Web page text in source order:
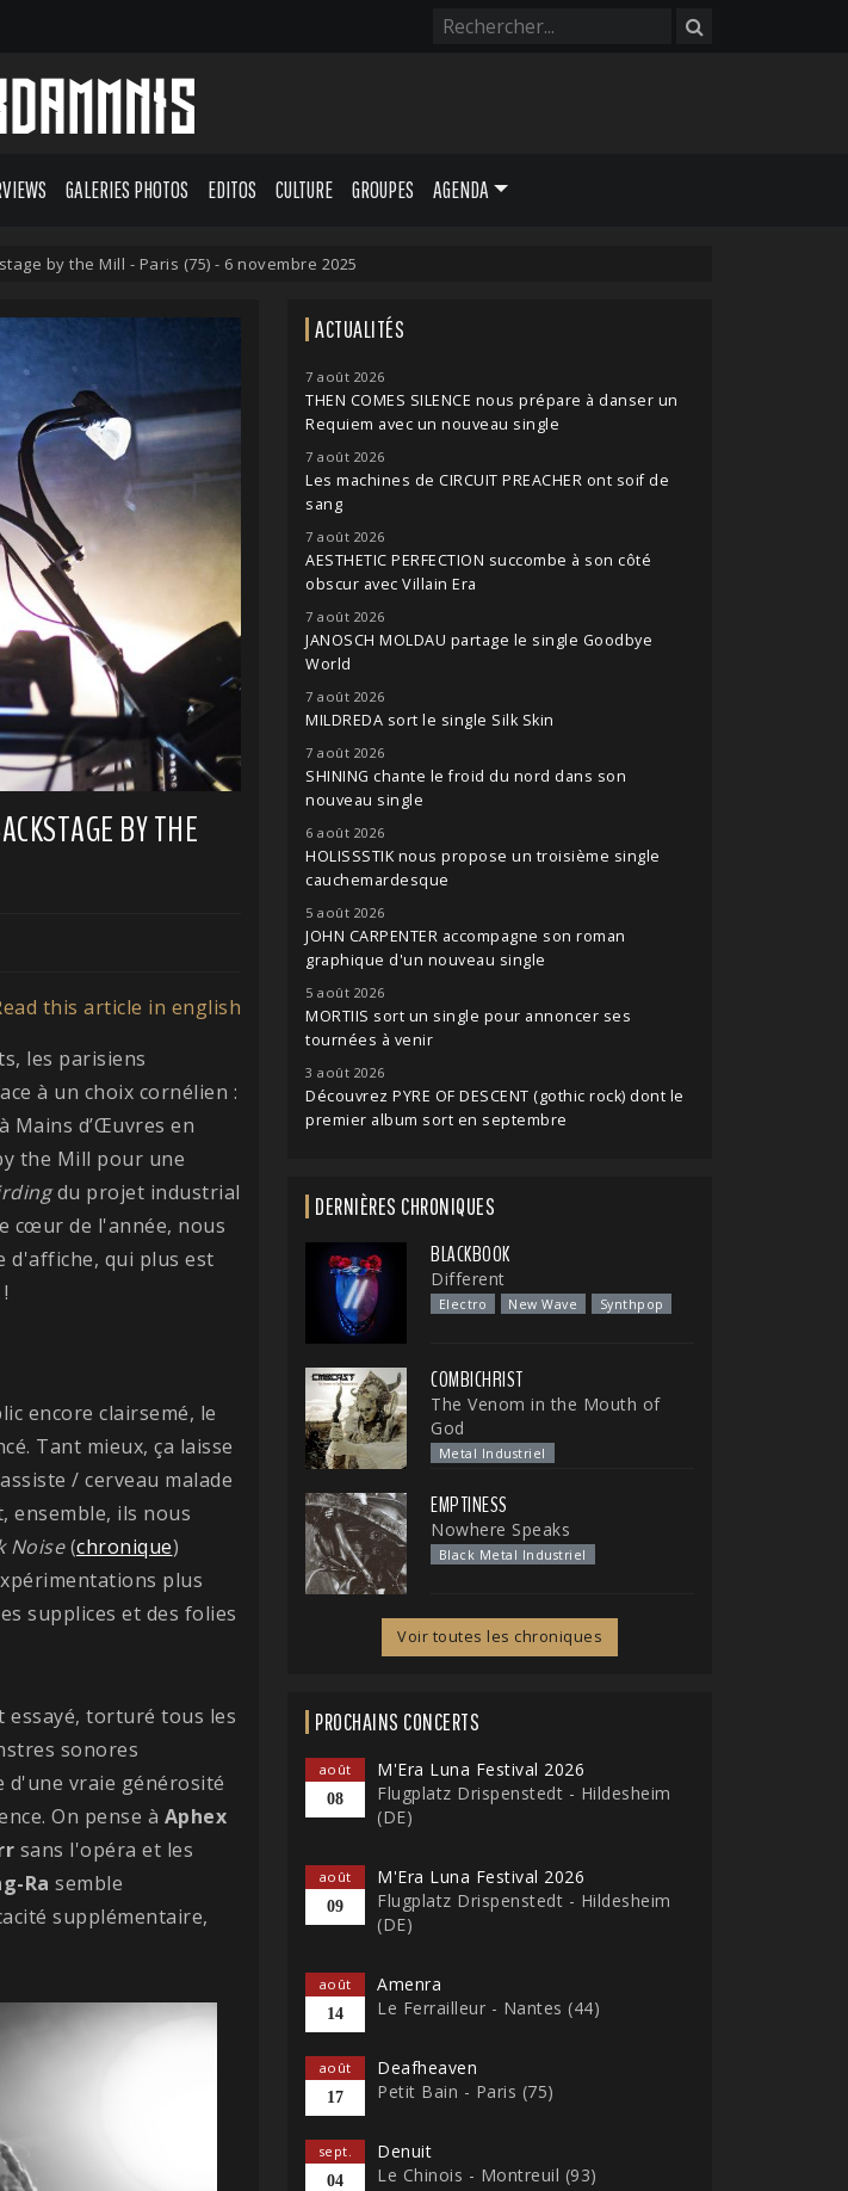
GALERIES PHOTOS EDITOS CULTURE GROUPES AGENDA
by the Mill - Paris (75) - 6 novembre 2025
BY THE
this article in english
les parisiens
à un choix cornélien :
Mains d’Œuvres en
the Mill pour une
du projet industrial
cœur de l'année, nous
d'affiche, qui plus est
encore clairsemé, le
Tant mieux, ça laisse
/ cerveau malade
ensemble, ils nous
Noise(chronique)
plus
supplices et des folies
essayé, torturé tous les
sonores
vraie générosité
On pense à Aphex
sans l'opéra et les
Ra semble
supplémentaire,
ACTUALITÉS
7 août 2026
THEN COMES SILENCE nous prépare à danser un
Requiem avec un nouveau single
7 août 2026
Les machines de CIRCUIT PREACHER ont soif de
sang
7 août 2026
AESTHETIC PERFECTION succombe à son côté
obscur avec Villain Era
7 août 2026
JANOSCH MOLDAU partage le single Goodbye
World
7 août 2026
MILDREDA sort le single Silk Skin
7 août 2026
SHINING chante le froid du nord dans son
nouveau single
6 août 2026
HOLISSSTIK nous propose un troisième single
cauchemardesque
5 août 2026
JOHN CARPENTER accompagne son roman
graphique d'un nouveau single
5 août 2026
MORTIIS sort un single pour annoncer ses
tournées à venir
3 août 2026
Découvrez PYRE OF DESCENT (gothic rock) dont le
premier album sort en septembre
DERNIÈRES CHRONIQUES
BLACKBOOK
Different
Electro New Wave Synthpop
COMBICHRIST
The Venom in the Mouth of
God
Metal Industriel
EMPTINESS
Nowhere Speaks
Black Metal Industriel
Voir toutes les chroniques
PROCHAINS CONCERTS
août
08
M'Era Luna Festival 2026
Flugplatz Drispenstedt - Hildesheim
(DE)
août
09
M'Era Luna Festival 2026
Flugplatz Drispenstedt - Hildesheim
(DE)
août
14
Amenra
Le Ferrailleur - Nantes (44)
août
17
Deafheaven
Petit Bain - Paris (75)
sept.
04
Denuit
Le Chinois - Montreuil (93)